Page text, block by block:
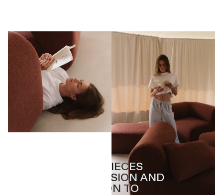
MASTERPIECES
WITH PASSION AND
ATTENTION TO
MASTERPIECES
WITH PASSION AND
ATTENTION TO